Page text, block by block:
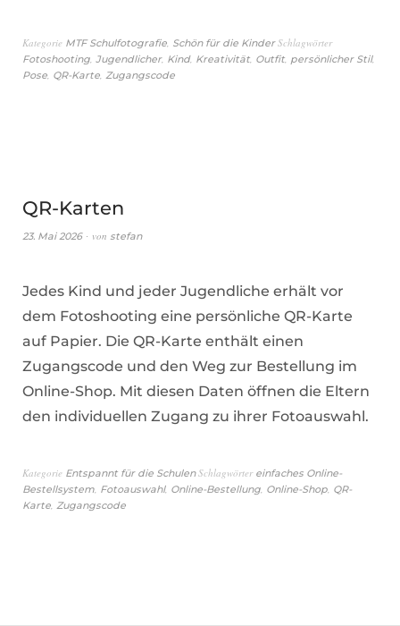
Kategorie MTF Schulfotografie, Schön für die Kinder Schlagwörter
Fotoshooting, Jugendlicher, Kind, Kreativität, Outfit, persönlicher Stil,
Pose, QR-Karte, Zugangscode
QR-Karten
23. Mai 2026 von stefan
Jedes Kind und jeder Jugendliche erhält vor
dem Fotoshooting eine persönliche QR-Karte
auf Papier. Die QR-Karte enthält einen
Zugangscode und den Weg zur Bestellung im
Online-Shop. Mit diesen Daten öffnen die Eltern
den individuellen Zugang zu ihrer Fotoauswahl.
Kategorie Entspannt für die Schulen Schlagwörter einfaches Online-
Bestellsystem, Fotoauswahl, Online-Bestellung, Online-Shop, QR-
Karte, Zugangscode